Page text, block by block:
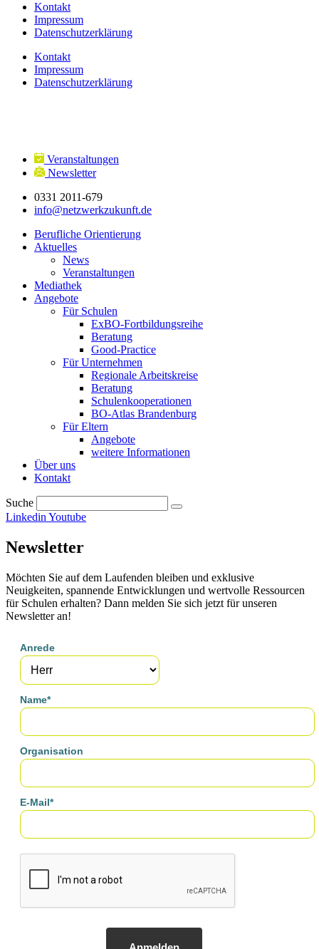
Kontakt
Impressum
Datenschutzerklärung
Kontakt
Impressum
Datenschutzerklärung
Veranstaltungen
Newsletter
0331 2011-679
info@netzwerkzukunft.de
Berufliche Orientierung
Aktuelles
News
Veranstaltungen
Mediathek
Angebote
Für Schulen
ExBO-Fortbildungsreihe
Beratung
Good-Practice
Für Unternehmen
Regionale Arbeitskreise
Beratung
Schulenkooperationen
BO-Atlas Brandenburg
Für Eltern
Angebote
weitere Informationen
Über uns
Kontakt
Suche
Linkedin Youtube
Newsletter
Möchten Sie auf dem Laufenden bleiben und exklusive
Neuigkeiten, spannende Entwicklungen und wertvolle Ressourcen
für Schulen erhalten? Dann melden Sie sich jetzt für unseren
Newsletter an!
Anrede
Name*
Organisation
E-Mail*